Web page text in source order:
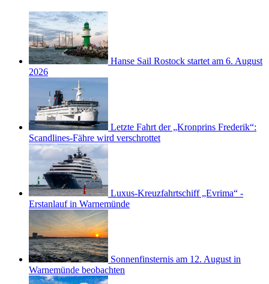
Hanse Sail Rostock startet am 6. August
2026
Letzte Fahrt der „Kronprins Frederik“:
Scandlines-Fähre wird verschrottet
Luxus-Kreuzfahrtschiff „Evrima“ -
Erstanlauf in Warnemünde
Sonnenfinsternis am 12. August in
Warnemünde beobachten